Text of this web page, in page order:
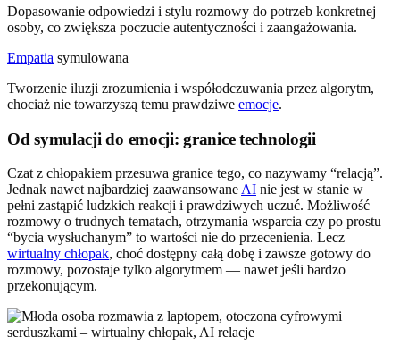
Dopasowanie odpowiedzi i stylu rozmowy do potrzeb konkretnej
osoby, co zwiększa poczucie autentyczności i zaangażowania.
Empatia symulowana
Tworzenie iluzji zrozumienia i współodczuwania przez algorytm,
chociaż nie towarzyszą temu prawdziwe emocje.
Od symulacji do emocji: granice technologii
Czat z chłopakiem przesuwa granice tego, co nazywamy “relacją”.
Jednak nawet najbardziej zaawansowane AI nie jest w stanie w
pełni zastąpić ludzkich reakcji i prawdziwych uczuć. Możliwość
rozmowy o trudnych tematach, otrzymania wsparcia czy po prostu
“bycia wysłuchanym” to wartości nie do przecenienia. Lecz
wirtualny chłopak, choć dostępny całą dobę i zawsze gotowy do
rozmowy, pozostaje tylko algorytmem — nawet jeśli bardzo
przekonującym.